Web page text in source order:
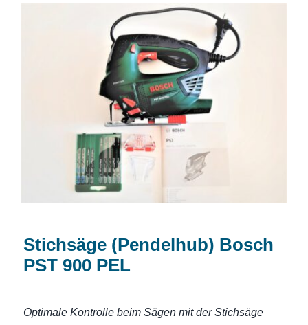
Stichsäge (Pendelhub) Bosch PST 900
PEL
Stichsäge (Pendelhub) Bosch
PST 900 PEL
Optimale Kontrolle beim Sägen mit der Stichsäge